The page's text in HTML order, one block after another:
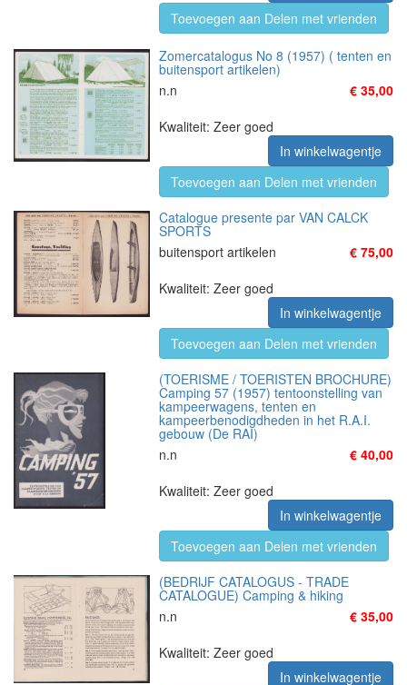
Toevoegen aan Delen met vrienden
Zomercatalogus No 8 (1957) ( tenten en
buitensport artikelen)
n.n
€ 35,00
Kwaliteit: Zeer goed
In winkelwagentje
Toevoegen aan Delen met vrienden
Catalogue presente par VAN CALCK
SPORTS
buitensport artikelen
€ 75,00
Kwaliteit: Zeer goed
In winkelwagentje
Toevoegen aan Delen met vrienden
(TOERISME / TOERISTEN BROCHURE)
Camping 57 (1957) tentoonstelling van
kampeerwagens, tenten en
kampeerbenodigdheden in het R.A.I.
gebouw (De RAI)
n.n
€ 40,00
Kwaliteit: Zeer goed
In winkelwagentje
Toevoegen aan Delen met vrienden
(BEDRIJF CATALOGUS - TRADE
CATALOGUE) Camping & hiking
n.n
€ 35,00
Kwaliteit: Zeer goed
In winkelwagentje